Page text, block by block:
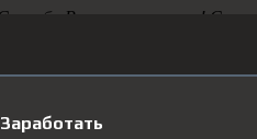
Заработать